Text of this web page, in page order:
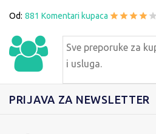
Od: 881 Komentari kupaca
Sve preporuke za
i usluga.
PRIJAVA ZA NEWSLETTER